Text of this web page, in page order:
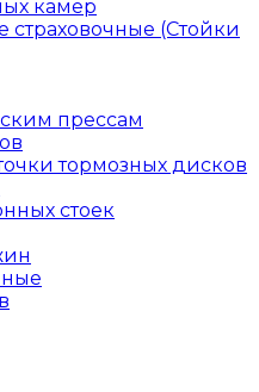
камер
страховочные (Стойки
прессам
тормозных дисков
стоек